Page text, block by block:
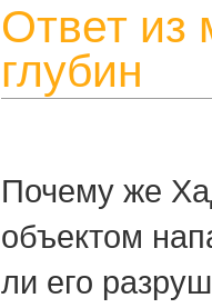
Ответ из
глубин
Почему же
объектом
ли его